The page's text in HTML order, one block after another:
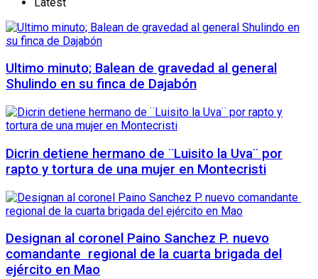
Ultimo minuto; Balean de gravedad al general
Shulindo en su finca de Dajabón
Dicrin detiene hermano de ¨Luisito la Uva¨ por
rapto y tortura de una mujer en Montecristi
Designan al coronel Paino Sanchez P. nuevo
comandante regional de la cuarta brigada del
ejército en Mao